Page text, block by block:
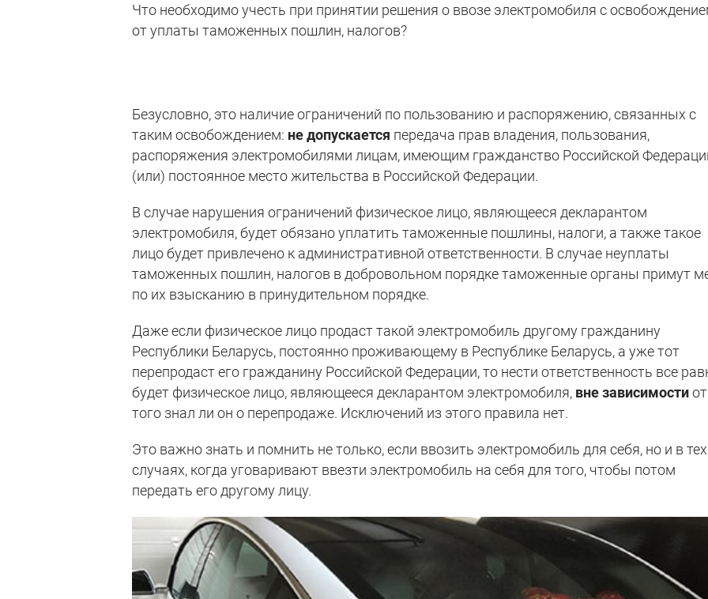
Что необходимо учесть при принятии решения о ввозе электромобиля с
от уплаты таможенных пошлин, налогов?
Безусловно, это наличие ограничений по пользованию и распоряжению, связанных с
таким освобождением: не допускается передача прав владения, пользования,
распоряжения электромобилями лицам, имеющим гражданство Российской
(или) постоянное место жительства в Российской Федерации.
В случае нарушения ограничений физическое лицо, являющееся декларантом
электромобиля, будет обязано уплатить таможенные пошлины, налоги, а также такое
лицо будет привлечено к административной ответственности. В случае неуплаты
таможенных пошлин, налогов в добровольном порядке таможенные органы примут
по их взысканию в принудительном порядке.
Даже если физическое лицо продаст такой электромобиль другому гражданину
Республики Беларусь, постоянно проживающему в Республике Беларусь, а уже тот
перепродаст его гражданину Российской Федерации, то нести ответственность все
будет физическое лицо, являющееся декларантом электромобиля, вне зависимостиот
того знал ли он о перепродаже. Исключений из этого правила нет.
Это важно знать и помнить не только, если ввозить электромобиль для себя, но и в тех
случаях, когда уговаривают ввезти электромобиль на себя для того, чтобы потом
передать его другому лицу.